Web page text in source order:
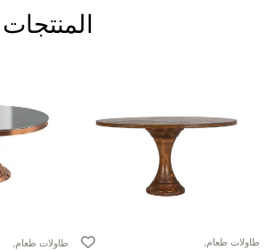
طاولات طعام, طاولات طعام,